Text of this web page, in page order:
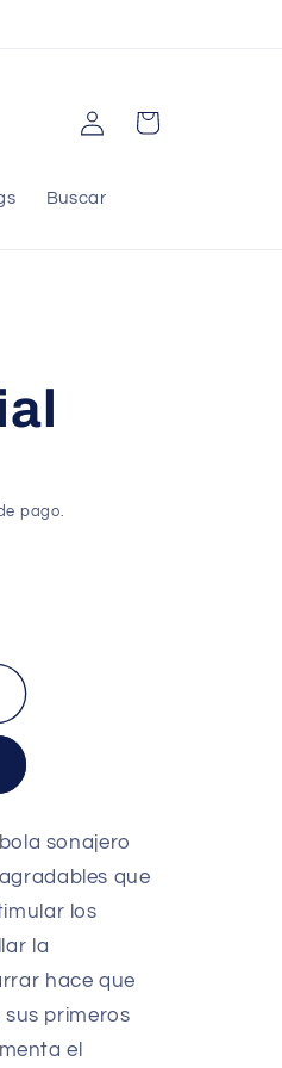
Buscar
Iniciar
sesión
Carrito
pago.
sonajero
que
los
la
hace que
primeros
el